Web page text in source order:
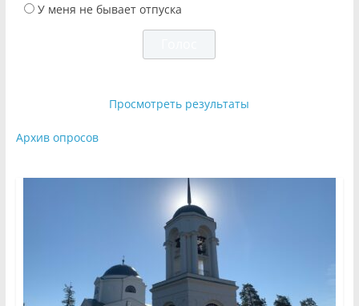
У меня не бывает отпуска
Просмотреть результаты
Архив опросов